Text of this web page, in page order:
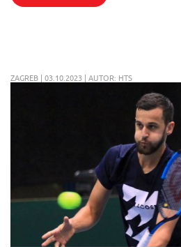
ZAGREB | 03.10.2023 | AUTOR: HTS